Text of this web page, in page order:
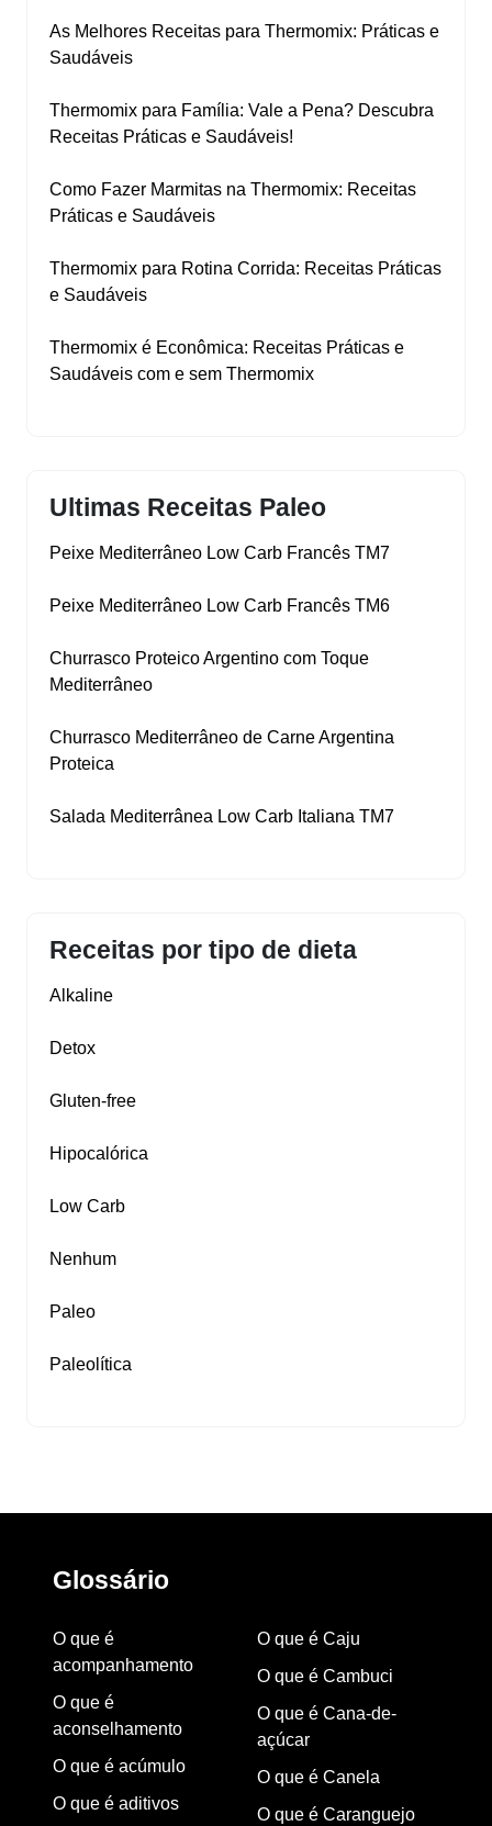
As Melhores Receitas para Thermomix: Práticas e
Saudáveis
Thermomix para Família: Vale a Pena? Descubra
Receitas Práticas e Saudáveis!
Como Fazer Marmitas na Thermomix: Receitas
Práticas e Saudáveis
Thermomix para Rotina Corrida: Receitas Práticas
e Saudáveis
Thermomix é Econômica: Receitas Práticas e
Saudáveis com e sem Thermomix
Ultimas Receitas Paleo
Peixe Mediterrâneo Low Carb Francês TM7
Peixe Mediterrâneo Low Carb Francês TM6
Churrasco Proteico Argentino com Toque
Mediterrâneo
Churrasco Mediterrâneo de Carne Argentina
Proteica
Salada Mediterrânea Low Carb Italiana TM7
Receitas por tipo de dieta
Alkaline
Detox
Gluten‑free
Hipocalórica
Low Carb
Nenhum
Paleo
Paleolítica
Glossário
O que é
acompanhamento
O que é
aconselhamento
O que é acúmulo
O que é aditivos
O que é Caju
O que é Cambuci
O que é Cana-de-
açúcar
O que é Canela
O que é Caranguejo